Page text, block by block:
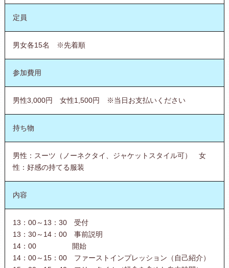
定員
男女各15名 ※先着順
参加費用
男性3,000円 女性1,500円 ※当日お支払いください
持ち物
男性：スーツ（ノーネクタイ、ジャケットスタイル可） 女
性：好感の持てる服装
内容
13：00～13：30 受付
13：30～14：00 事前説明
14：00 開始
14：00～15：00 ファーストインプレッション（自己紹介）